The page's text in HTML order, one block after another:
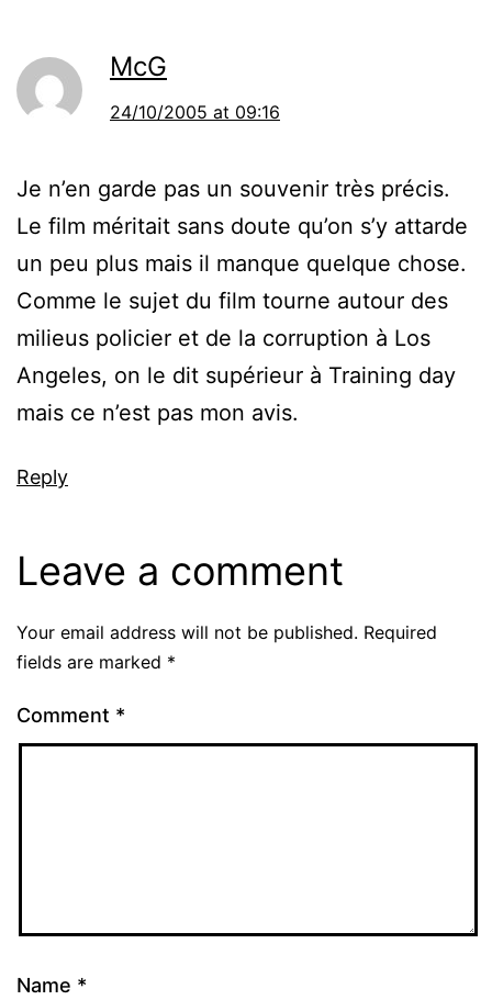
McG
24/10/2005 at 09:16
Je n’en garde pas un souvenir très précis.
Le film méritait sans doute qu’on s’y attarde
un peu plus mais il manque quelque chose.
Comme le sujet du film tourne autour des
milieus policier et de la corruption à Los
Angeles, on le dit supérieur à Training day
mais ce n’est pas mon avis.
Reply
Leave a comment
Your email address will not be published. Required
fields are marked *
Comment *
Name *